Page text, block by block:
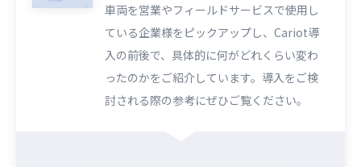
車両を営業やフィールドサービスで使用し
ている企業様をピックアップし、Cariot導
入の前後で、具体的に何がどれくらい変わ
ったのかをご紹介しています。導入をご検
討される際の参考にぜひご覧ください。​​